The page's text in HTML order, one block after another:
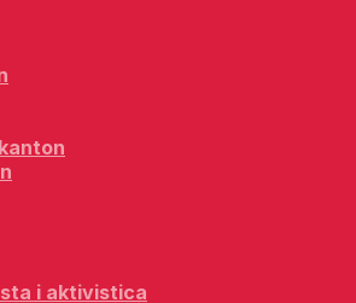
i aktivistica